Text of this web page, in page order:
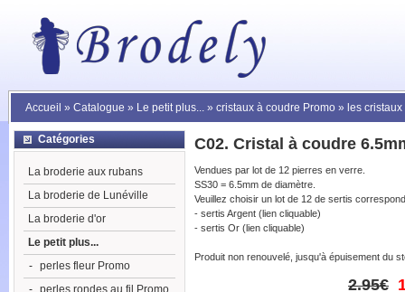
Accueil » Catalogue » Le petit plus... » cristaux à coudre Promo » les cristaux
C02. Cristal à coudre
Vendues par lot de 12 pierres en verre.
SS30 = 6.5mm de diamètre.
Veuillez choisir un lot de 12 de sertis
- sertis Argent (lien cliquable)
- sertis Or (lien cliquable)
Produit non renouvelé, jusqu'à épuisement du
2.95€
Catégories
La broderie aux rubans
La broderie de Lunéville
La broderie d'or
Le petit plus...
- perles fleur Promo
- perles rondes au fil Promo